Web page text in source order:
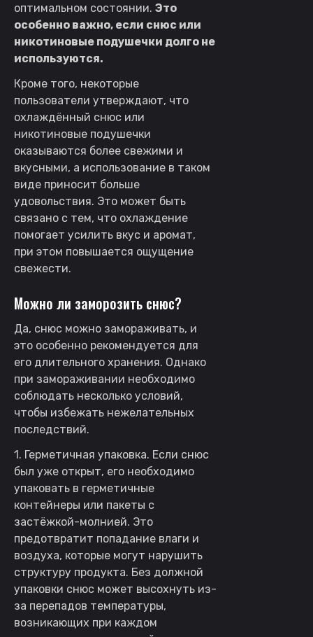
оптимальном состоянии. Это
особенно важно, если снюс или
никотиновые подушечки долго не
используются.
Кроме того, некоторые
пользователи утверждают, что
охлаждённый снюс или
никотиновые подушечки
оказываются более свежими и
вкусными, а использование в таком
виде приносит больше
удовольствия. Это может быть
связано с тем, что охлаждение
помогает усилить вкус и аромат,
при этом повышается ощущение
свежести.
Можно ли заморозить снюс?
Да, снюс можно замораживать, и
это особенно рекомендуется для
его длительного хранения. Однако
при замораживании необходимо
соблюдать несколько условий,
чтобы избежать нежелательных
последствий.
1. Герметичная упаковка. Если снюс
был уже открыт, его необходимо
упаковать в герметичные
контейнеры или пакеты с
застёжкой-молнией. Это
предотвратит попадание влаги и
воздуха, которые могут нарушить
структуру продукта. Без должной
упаковки снюс может высохнуть из-
за перепадов температуры,
возникающих при каждом